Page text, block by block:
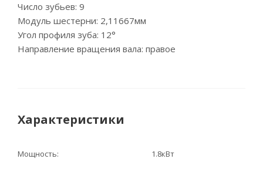
Число зубьев: 9
Модуль шестерни: 2,11667мм
Угол профиля зуба: 12°
Направление вращения вала: правое
Характеристики
Мощность 1.8кВт